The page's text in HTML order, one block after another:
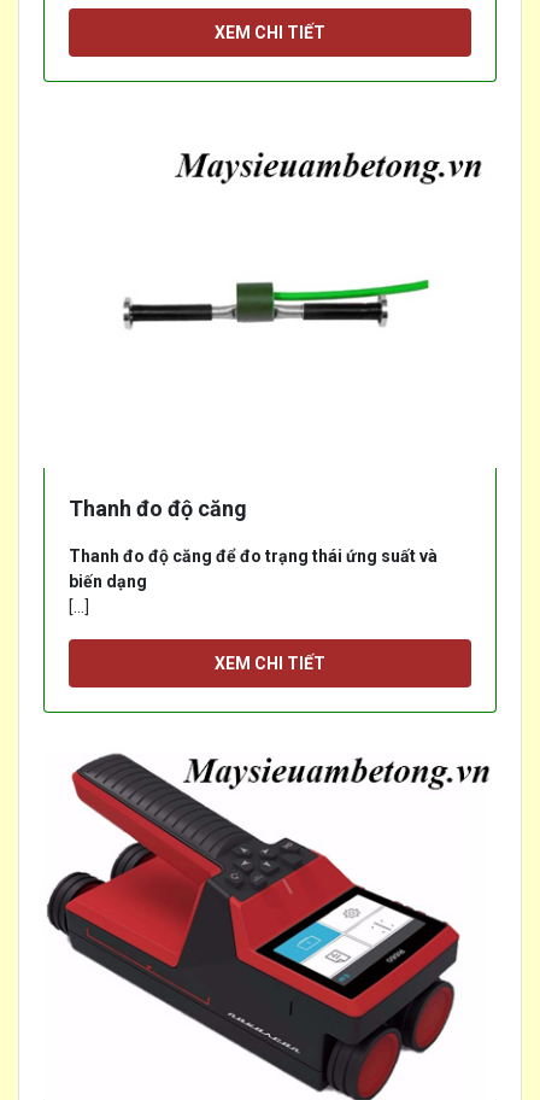
XEM CHI TIẾT
Thanh đo độ căng
Thanh đo độ căng để đo trạng thái ứng suất và
biến dạng
[...]
XEM CHI TIẾT